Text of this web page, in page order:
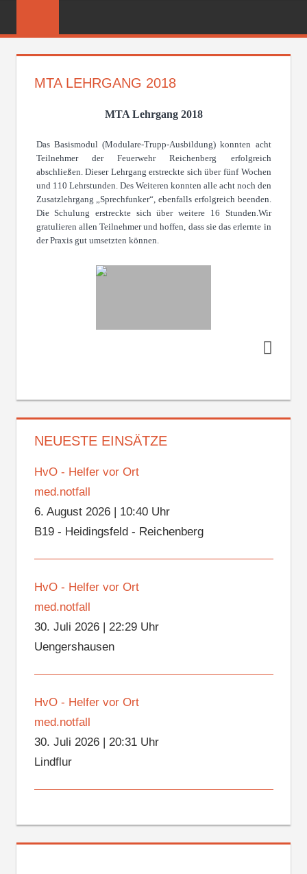
FEUERWEHR
MTA LEHRGANG 2018
MTA Lehrgang 2018
Das Basismodul (Modulare-Trupp-Ausbildung) konnten acht
Teilnehmer der Feuerwehr Reichenberg erfolgreich
abschließen. Dieser Lehrgang erstreckte sich über fünf Wochen
und 110 Lehrstunden. Des Weiteren konnten alle acht noch den
Zusatzlehrgang „Sprechfunker“, ebenfalls erfolgreich beenden.
Die Schulung erstreckte sich über weitere 16 Stunden.Wir
gratulieren allen Teilnehmer und hoffen, dass sie das erlernte in
der Praxis gut umsetzten können.
NEUESTE EINSÄTZE
HvO - Helfer vor Ort
med.notfall
6. August 2026| 10:40 Uhr
B19 - Heidingsfeld - Reichenberg
HvO - Helfer vor Ort
med.notfall
30. Juli 2026| 22:29 Uhr
Uengershausen
HvO - Helfer vor Ort
med.notfall
30. Juli 2026| 20:31 Uhr
Lindflur